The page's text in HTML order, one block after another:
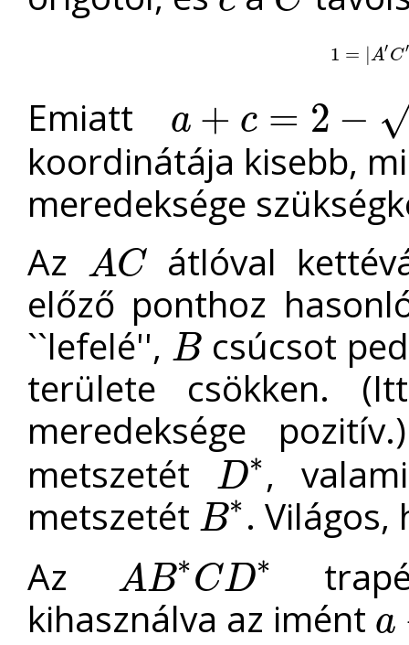
1 = |A′C′
1 =| A′C′|=
Emiatt a + c = 2 −
a+c =2−2 <1
koordinátája kisebb,
meredeksége
Az
AC
AC
átlóval
előző ponthoz
``lefelé'', B
B
csúcsot
területe csökken.
meredeksége
metszetét
D∗
D∗
,
metszetét B∗
B∗
. Világos,
Az
AB∗CD∗
AB∗CD
kihasználva az imént a
a+